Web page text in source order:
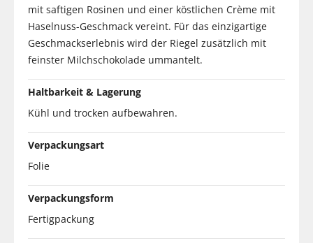
mit saftigen Rosinen und einer köstlichen Crème mit
Haselnuss-Geschmack vereint. Für das einzigartige
Geschmackserlebnis wird der Riegel zusätzlich mit
feinster Milchschokolade ummantelt.
Haltbarkeit & Lagerung
Kühl und trocken aufbewahren.
Verpackungsart
Folie
Verpackungsform
Fertigpackung